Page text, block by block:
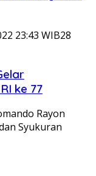
23:43 WIB28
ke 77
Rayon
Syukuran